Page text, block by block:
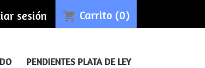
sesión shopping_cart Carrito (0)
PENDIENTES PLATA DE LEY